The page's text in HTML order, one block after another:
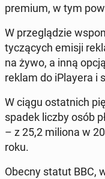
premium, w tym
W prze­glą­dzie
ty­czą­cych emisji
na żywo, a inną
reklam do iPlay­era i
W ciągu ostat­nich
spadek liczby osób
– z 25,2 miliona w
roku.
Obecny statut BBC,